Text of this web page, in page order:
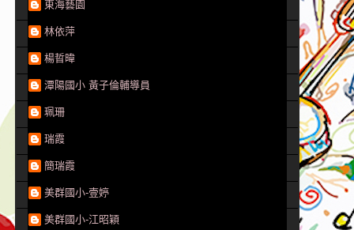
東海藝園
林依萍
楊晢暐
潭陽國小 黃子倫輔導員
珮珊
瑞霞
簡瑞霞
美群國小-壹婷
美群國小-江昭穎